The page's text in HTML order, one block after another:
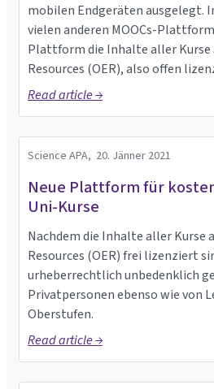
mobilen Endgeräten ausgelegt.
vielen anderen MOOCs-
Plattform die Inhalte aller Kurse
Resources (OER), also offen
Read article →
Science APA, 20. Jänner 2021
Neue Plattform für
Uni-Kurse
Nachdem die Inhalte aller Kurse
Resources (OER) frei lizenziert
urheberrechtlich unbedenklich
Privatpersonen ebenso wie von
Oberstufen.
Read article →